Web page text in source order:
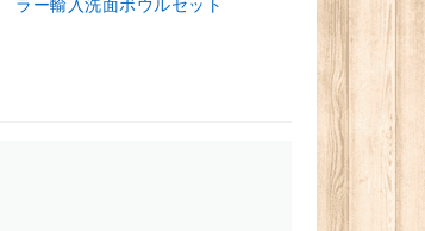
ラー輸入洗面ボウルセット